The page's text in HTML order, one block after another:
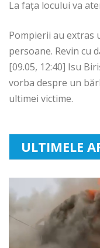
La fața locului va
Pompierii au extras
persoane. Revin cu
[09.05, 12:40] Isu
vorba despre un
ultimei victime.
ULTIMELE